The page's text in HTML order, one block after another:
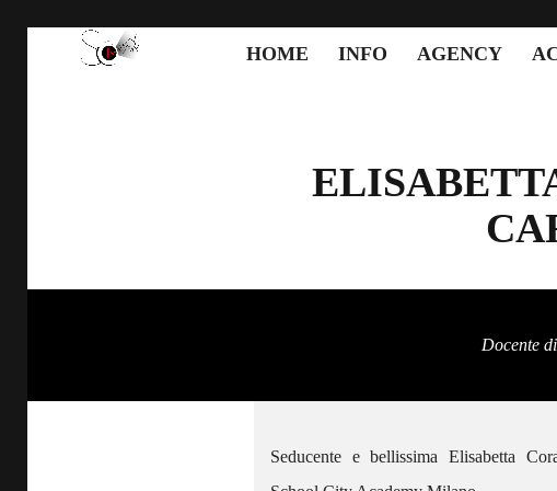
HOME INFO AGENCY
Docente
Seducente e bellissima Elisabetta